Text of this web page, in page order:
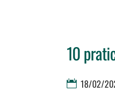
10
18/02/